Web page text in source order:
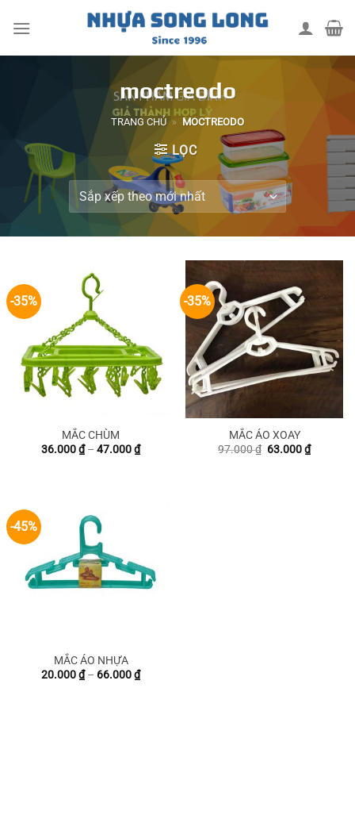
moctreodo
TRANG CHỦ » MOCTREODO
LỌC
-35%
MẮC CHÙM
36.000₫ – 47.000₫Khoảng
giá:
-35%
MẮC ÁO XOAY
97.000₫ Giá
63.000₫Giá
hiện
-45%
MẮC ÁO NHỰA
20.000₫ – 66.000₫Khoảng
giá: